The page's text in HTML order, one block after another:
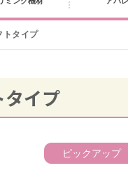
トタイプ
タイプ
ピックアップ